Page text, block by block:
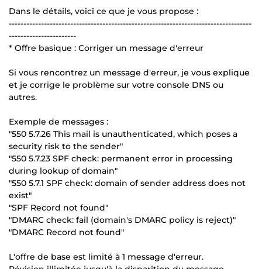
Dans le détails, voici ce que je vous propose :
-----------------------------------------------------------------------------------
-----------------------
* Offre basique : Corriger un message d'erreur
Si vous rencontrez un message d'erreur, je vous explique
et je corrige le problème sur votre console DNS ou
autres.
Exemple de messages :
"550 5.7.26 This mail is unauthenticated, which poses a
security risk to the sender"
"550 5.7.23 SPF check: permanent error in processing
during lookup of domain"
"550 5.7.1 SPF check: domain of sender address does not
exist"
"SPF Record not found"
"DMARC check: fail (domain's DMARC policy is reject)"
"DMARC Record not found"
L'offre de base est limité à 1 message d'erreur.